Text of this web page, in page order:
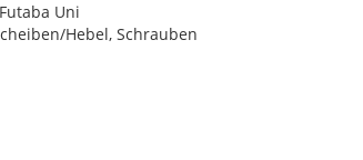
Uni
Hebel, Schrauben